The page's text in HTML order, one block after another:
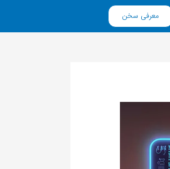
معرفی سخن